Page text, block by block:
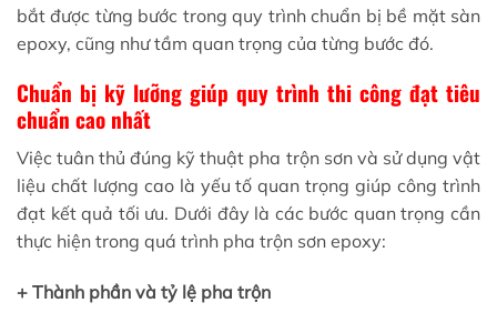
bắt được từng bước trong quy trình chuẩn bị bề mặt sàn
epoxy, cũng như tầm quan trọng của từng bước đó.
Chuẩn bị kỹ lưỡng giúp quy trình thi công đạt tiêu
chuẩn cao nhất
Việc tuân thủ đúng kỹ thuật pha trộn sơn và sử dụng vật
liệu chất lượng cao là yếu tố quan trọng giúp công trình
đạt kết quả tối ưu. Dưới đây là các bước quan trọng cần
thực hiện trong quá trình pha trộn sơn epoxy:
+ Thành phần và tỷ lệ pha trộn